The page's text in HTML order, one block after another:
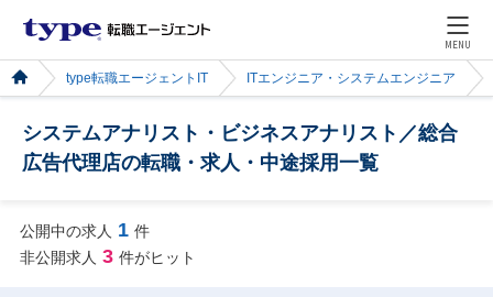
MENU
type転職エージェントIT ITエンジニア・システムエンジニア
システムアナリスト・ビジネスアナリスト／総合
広告代理店の転職・求人・中途採用一覧
公開中の求人 1 件
非公開求人 3 件がヒット